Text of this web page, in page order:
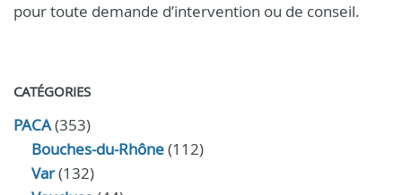
pour toute demande d’intervention ou de conseil.
CATÉGORIES
PACA(353)
Bouches-du-Rhône(112)
Var(132)